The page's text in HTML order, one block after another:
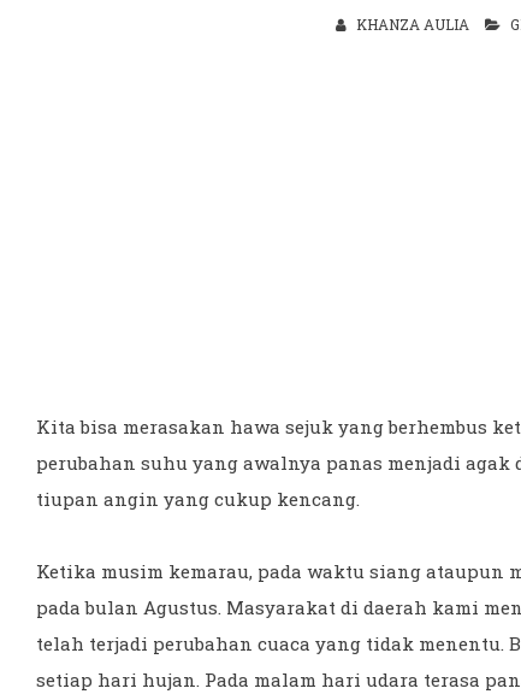
KHANZA AULIA
Kita bisa merasakan hawa sejuk yang berhembus
perubahan suhu yang awalnya panas menjadi
tiupan angin yang cukup kencang.
Ketika musim kemarau, pada waktu siang ataupun
pada bulan Agustus. Masyarakat di daerah kami
telah terjadi perubahan cuaca yang tidak menentu.
setiap hari hujan. Pada malam hari udara terasa